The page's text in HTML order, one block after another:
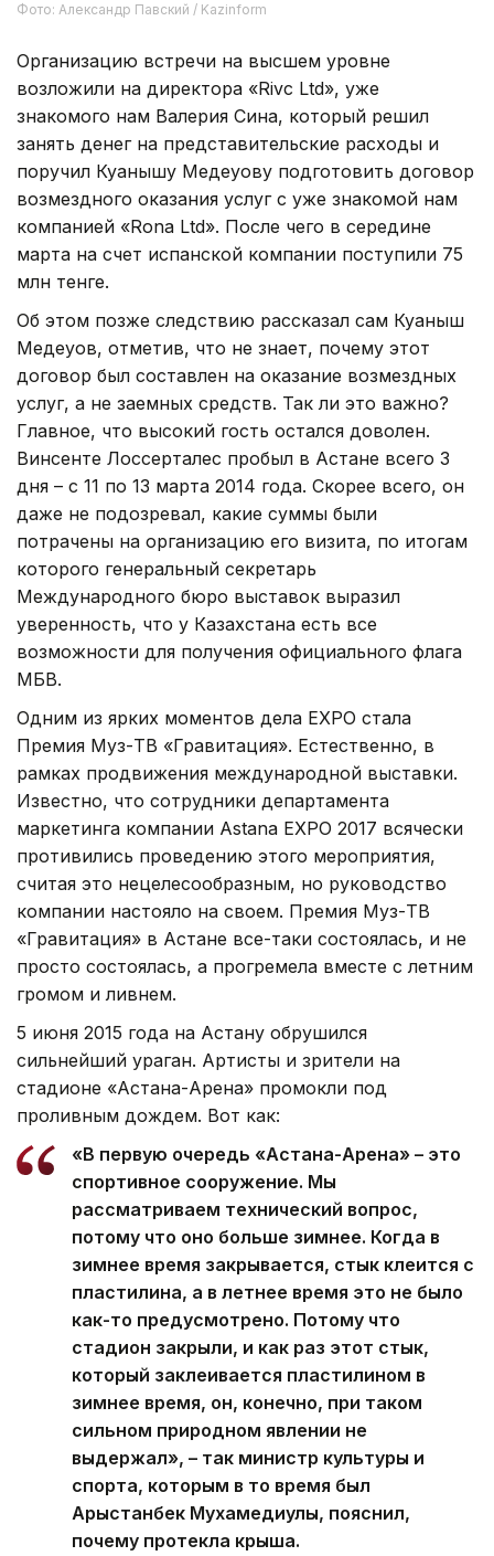
Фото: Александр Павский / Kazinform
Организацию встречи на высшем уровне
возложили на директора «Rivc Ltd», уже
знакомого нам Валерия Сина, который решил
занять денег на представительские расходы и
поручил Куанышу Медеуову подготовить договор
возмездного оказания услуг с уже знакомой нам
компанией «Rona Ltd». После чего в середине
марта на счет испанской компании поступили 75
млн тенге.
Об этом позже следствию рассказал сам Куаныш
Медеуов, отметив, что не знает, почему этот
договор был составлен на оказание возмездных
услуг, а не заемных средств. Так ли это важно?
Главное, что высокий гость остался доволен.
Винсенте Лоссерталес пробыл в Астане всего 3
дня – с 11 по 13 марта 2014 года. Скорее всего, он
даже не подозревал, какие суммы были
потрачены на организацию его визита, по итогам
которого генеральный секретарь
Международного бюро выставок выразил
уверенность, что у Казахстана есть все
возможности для получения официального флага
МБВ.
Одним из ярких моментов дела EXPO стала
Премия Муз-ТВ «Гравитация». Естественно, в
рамках продвижения международной выставки.
Известно, что сотрудники департамента
маркетинга компании Astana EXPO 2017 всячески
противились проведению этого мероприятия,
считая это нецелесообразным, но руководство
компании настояло на своем. Премия Муз-ТВ
«Гравитация» в Астане все-таки состоялась, и не
просто состоялась, а прогремела вместе с летним
громом и ливнем.
5 июня 2015 года на Астану обрушился
сильнейший ураган. Артисты и зрители на
стадионе «Астана-Арена» промокли под
проливным дождем. Вот как:
«В первую очередь «Астана-Арена» – это
спортивное сооружение. Мы
рассматриваем технический вопрос,
потому что оно больше зимнее. Когда в
зимнее время закрывается, стык клеится с
пластилина, а в летнее время это не было
как-то предусмотрено. Потому что
стадион закрыли, и как раз этот стык,
который заклеивается пластилином в
зимнее время, он, конечно, при таком
сильном природном явлении не
выдержал», – так министр культуры и
спорта, которым в то время был
Арыстанбек Мухамедиулы, пояснил,
почему протекла крыша.